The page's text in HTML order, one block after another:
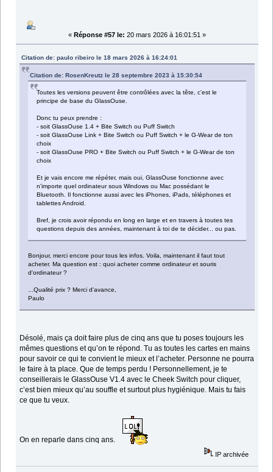
« Réponse #57 le: 20 mars 2026 à 16:01:51 »
Citation de: paulo ribeiro le 18 mars 2026 à 16:24:01
Citation de: RosenKreutz le 28 septembre 2023 à 15:30:54
Toutes les versions peuvent être contrôlées avec la tête, c'est le
principe de base du GlassOuse.
Donc tu peux prendre :
- soit GlassOuse 1.4 + Bite Switch ou Puff Switch
- soit GlassOuse Link + Bite Switch ou Puff Switch + le G-Wear de ton
choix
- soit GlassOuse PRO + Bite Switch ou Puff Switch + le G-Wear de ton
choix
Et je vais encore me répéter, mais oui, GlassOuse fonctionne avec
n'importe quel ordinateur sous Windows ou Mac possédant le
Bluetooth. Il fonctionne aussi avec les iPhones, iPads, téléphones et
tablettes Android.
Bref, je crois avoir répondu en long en large et en travers à toutes tes
questions depuis des années, maintenant à toi de te décider... ou pas.
Bonjour, merci encore pour tous les infos. Voila, maintenant il faut tout
acheter. Ma question est : quoi acheter comme ordinateur et souris
d'ordinateur ?
...Qualité prix ? Merci d'avance,
Paulo
Désolé, mais ça doit faire plus de cinq ans que tu poses toujours les
mêmes questions et qu’on te répond. Tu as toutes les cartes en mains
pour savoir ce qui te convient le mieux et l’acheter. Personne ne pourra
le faire à ta place. Que de temps perdu ! Personnellement, je te
conseillerais le GlassOuse V1.4 avec le Cheek Switch pour cliquer,
c’est bien mieux qu’au souffle et surtout plus hygiénique. Mais tu fais
ce que tu veux.
On en reparle dans cinq ans.
IP archivée